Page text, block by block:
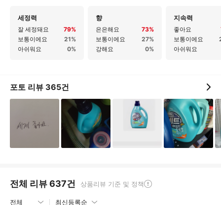
세정력
잘 세정돼요
79%
보통이에요
21%
아쉬워요
0%
향
은은해요
73%
보통이에요
27%
강해요
0%
지속력
좋아요
보통이에요
아쉬워요
포토 리뷰 365건
전체 리뷰637건 상품리뷰 기준 및 정책